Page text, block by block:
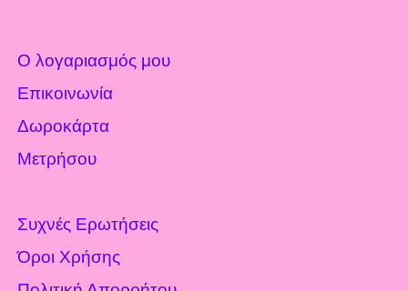
Ο λογαριασμός μου
Επικοινωνία
Δωροκάρτα
Μετρήσου
Συχνές Ερωτήσεις
Όροι Χρήσης